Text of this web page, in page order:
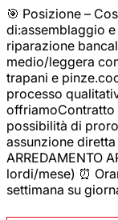
🎯 Posizione –
di:assemblaggio
riparazione
medio/leggera
trapani e
processo
offriamoContratto
possibilità di
assunzione diretta
ARREDAMENTO
lordi/mese) ⏰
settimana su